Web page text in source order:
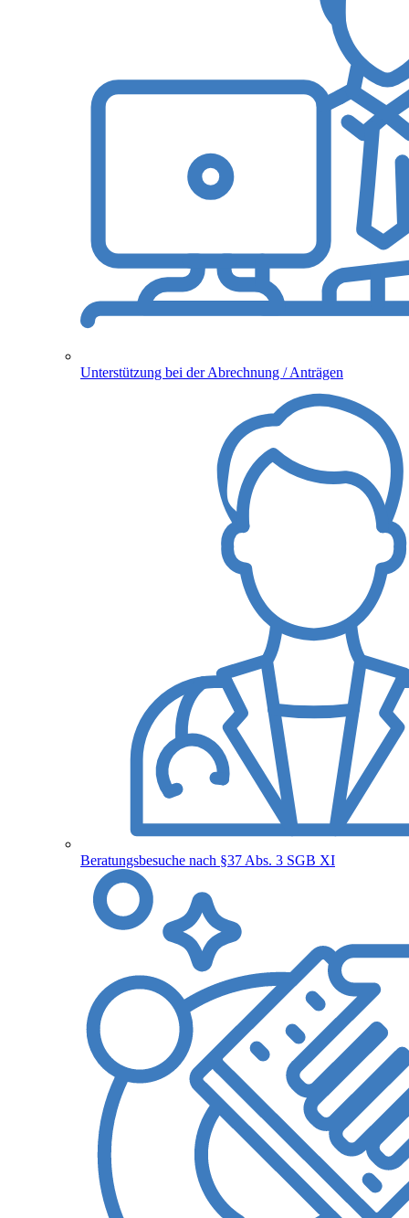
Unterstützung bei der Abrechnung / Anträgen
Beratungsbesuche nach §37 Abs. 3 SGB XI